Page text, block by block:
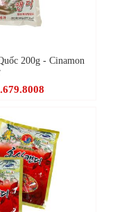
200g - Cinamon